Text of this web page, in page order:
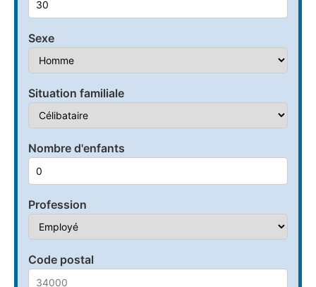
Sexe
Situation familiale
Nombre d'enfants
Profession
Code postal